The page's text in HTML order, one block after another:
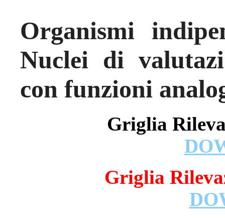
Organismi
Nuclei di
con funzioni
Griglia
Griglia